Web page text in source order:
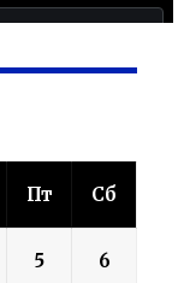
Пт Сб
5 6